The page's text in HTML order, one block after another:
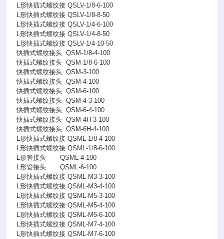
L形快插式螺纹接 QSLV-1/8-6-100
L形快插式螺纹接 QSLV-1/8-8-50
L形快插式螺纹接 QSLV-1/4-6-100
L形快插式螺纹接 QSLV-1/4-8-50
L形快插式螺纹接 QSLV-1/4-10-50
快插式螺纹接头 QSM-1/8-4-100
快插式螺纹接头 QSM-1/8-6-100
快插式螺纹接头 QSM-3-100
快插式螺纹接头 QSM-4-100
快插式螺纹接头 QSM-6-100
快插式螺纹接头 QSM-4-3-100
快插式螺纹接头 QSM-6-4-100
快插式螺纹接头 QSM-4H-3-100
快插式螺纹接头 QSM-6H-4-100
L形快插式螺纹接 QSML-1/8-4-100
L形快插式螺纹接 QSML-1/8-6-100
L形管接头
QSML-4-100
L形管接头
QSML-6-100
L形快插式螺纹接 QSML-M3-3-100
L形快插式螺纹接 QSML-M3-4-100
L形快插式螺纹接 QSML-M5-3-100
L形快插式螺纹接 QSML-M5-4-100
L形快插式螺纹接 QSML-M5-6-100
L形快插式螺纹接 QSML-M7-4-100
L形快插式螺纹接 QSML-M7-6-100